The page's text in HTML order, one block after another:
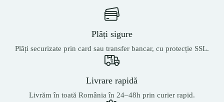
Plăți sigure
Plăți securizate prin card sau transfer bancar, cu protecție SSL.
Livrare rapidă
Livrăm în toată România în 24–48h prin curier rapid.